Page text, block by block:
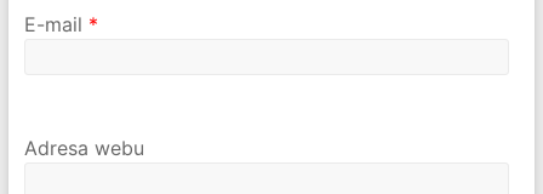
E-mail *
Adresa webu